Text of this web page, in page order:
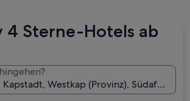
4 Sterne-Hotels ab
Westkap (Provinz), Südafrika